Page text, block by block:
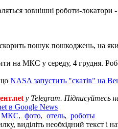
зовнішні роботи-локатори
пошук пошкоджень, на
на МКС у середу, 4 грудня.
NASA запустить "скатів" на
у Telegram. Підписуйтесь
в Google News
МКС, фото, отель, роботы
виділіть необхідний текст і